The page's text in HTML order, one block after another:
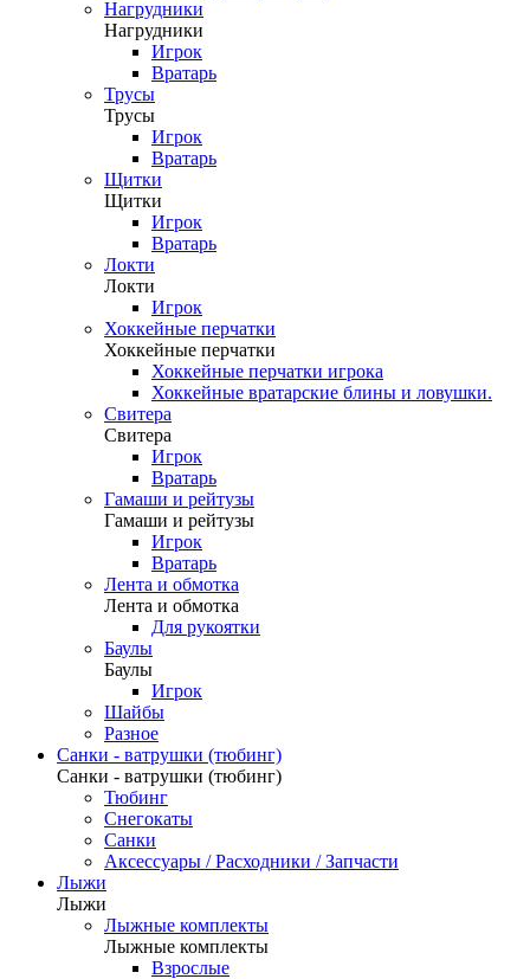
Нагрудники
Нагрудники
Игрок
Вратарь
Трусы
Трусы
Игрок
Вратарь
Щитки
Щитки
Игрок
Вратарь
Локти
Локти
Игрок
Хоккейные перчатки
Хоккейные перчатки
Хоккейные перчатки игрока
Хоккейные вратарские блины и ловушки.
Свитера
Свитера
Игрок
Вратарь
Гамаши и рейтузы
Гамаши и рейтузы
Игрок
Вратарь
Лента и обмотка
Лента и обмотка
Для рукоятки
Баулы
Баулы
Игрок
Шайбы
Разное
Санки - ватрушки (тюбинг)
Санки - ватрушки (тюбинг)
Тюбинг
Снегокаты
Санки
Аксессуары / Расходники / Запчасти
Лыжи
Лыжи
Лыжные комплекты
Лыжные комплекты
Взрослые